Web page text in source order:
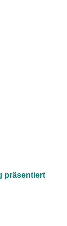
präsentiert